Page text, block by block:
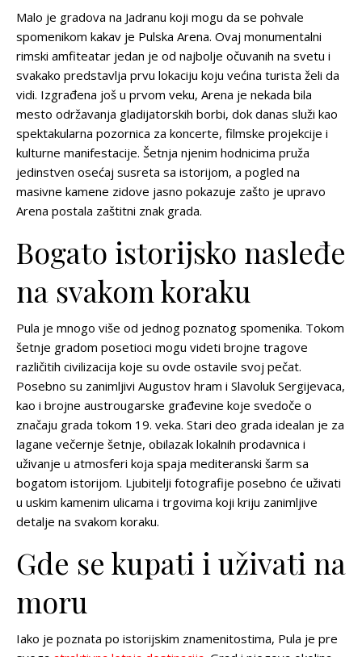
Malo je gradova na Jadranu koji mogu da se pohvale
spomenikom kakav je Pulska Arena. Ovaj monumentalni
rimski amfiteatar jedan je od najbolje očuvanih na svetu i
svakako predstavlja prvu lokaciju koju većina turista želi da
vidi. Izgrađena još u prvom veku, Arena je nekada bila
mesto održavanja gladijatorskih borbi, dok danas služi kao
spektakularna pozornica za koncerte, filmske projekcije i
kulturne manifestacije. Šetnja njenim hodnicima pruža
jedinstven osećaj susreta sa istorijom, a pogled na
masivne kamene zidove jasno pokazuje zašto je upravo
Arena postala zaštitni znak grada.
Bogato istorijsko nasleđe
na svakom koraku
Pula je mnogo više od jednog poznatog spomenika. Tokom
šetnje gradom posetioci mogu videti brojne tragove
različitih civilizacija koje su ovde ostavile svoj pečat.
Posebno su zanimljivi Augustov hram i Slavoluk Sergijevaca,
kao i brojne austrougarske građevine koje svedoče o
značaju grada tokom 19. veka. Stari deo grada idealan je za
lagane večernje šetnje, obilazak lokalnih prodavnica i
uživanje u atmosferi koja spaja mediteranski šarm sa
bogatom istorijom. Ljubitelji fotografije posebno će uživati
u uskim kamenim ulicama i trgovima koji kriju zanimljive
detalje na svakom koraku.
Gde se kupati i uživati na
moru
Iako je poznata po istorijskim znamenitostima, Pula je pre